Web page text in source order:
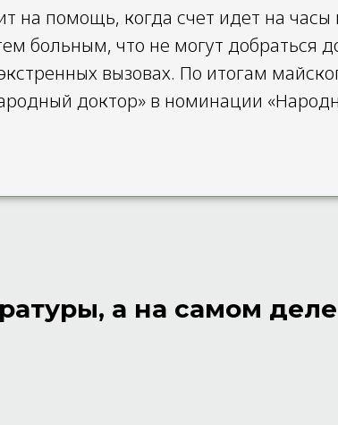
помощь, когда счет идет на часы
больным, что не могут добраться
вызовах. По итогам
доктор» в номинации
а на самом